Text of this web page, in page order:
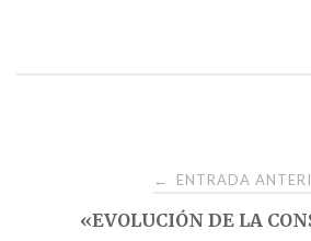
Navegación
← ENTRADA
«EVOLUCIÓN DE LA